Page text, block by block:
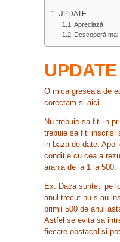
UPDATE
Apreciază:
Descoperă mai
UPDATE
O mica greseala de
corectam si aici.
Nu trebuie sa fiti in
trebuie sa fiti inscrisi
in baza de date.
conditie cu cea a
aranja de la 1 la 500.
Ex. Daca sunteti pe
anul trecut nu s-au
primii 500 de anul
Astfel se evita sa
fiecare obstacol si